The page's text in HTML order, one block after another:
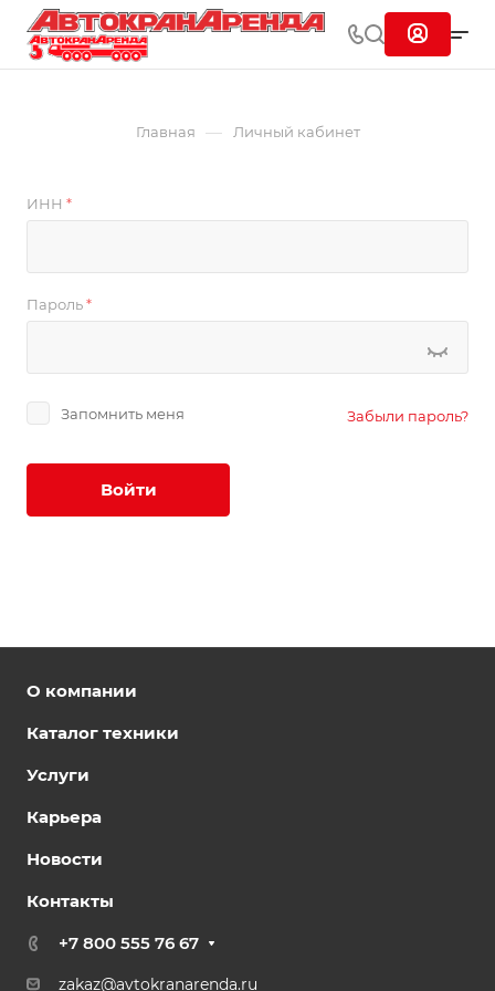
Главная — Личный кабинет
ИНН *
Пароль*
Запомнить меня Забыли пароль?
Войти
О компании
Каталог техники
Услуги
Карьера
Новости
Контакты
+7 800 555 76 67
zakaz@avtokranarenda.ru